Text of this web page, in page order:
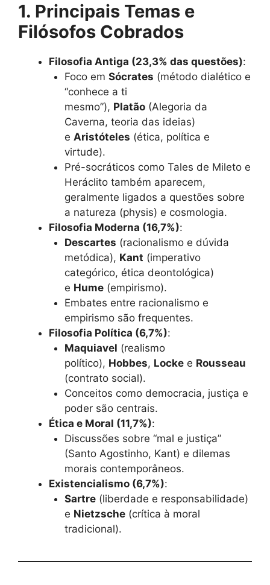
1. Principais Temas e
Filósofos Cobrados
Filosofia Antiga (23,3% das questões):
Foco em Sócrates (método dialético e
“conhece a ti
mesmo”), Platão(Alegoria da
Caverna, teoria das ideias)
e Aristóteles (ética, política e
virtude).
Pré-socráticos como Tales de Mileto e
Heráclito também aparecem,
geralmente ligados a questões sobre
a natureza (physis) e cosmologia.
Filosofia Moderna (16,7%):
Descartes (racionalismo e dúvida
metódica), Kant (imperativo
categórico, ética deontológica)
e Hume(empirismo).
Embates entre racionalismo e
empirismo são frequentes.
Filosofia Política (6,7%):
Maquiavel (realismo
político), Hobbes, Lockee Rousseau
(contrato social).
Conceitos como democracia, justiça e
poder são centrais.
Ética e Moral (11,7%):
Discussões sobre “mal e justiça”
(Santo Agostinho, Kant) e dilemas
morais contemporâneos.
Existencialismo (6,7%):
Sartre(liberdade e responsabilidade)
e Nietzsche(crítica à moral
tradicional).